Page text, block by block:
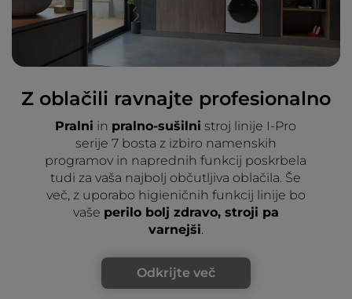
Z oblačili ravnajte profesionalno
Pralni in pralno-sušilni stroj linije I-Pro
serije 7 bosta z izbiro namenskih
programov in naprednih funkcij poskrbela
tudi za vaša najbolj občutljiva oblačila. Še
več, z uporabo higieničnih funkcij linije bo
vaše perilo bolj zdravo, stroji pa
varnejši.
Odkrijte več